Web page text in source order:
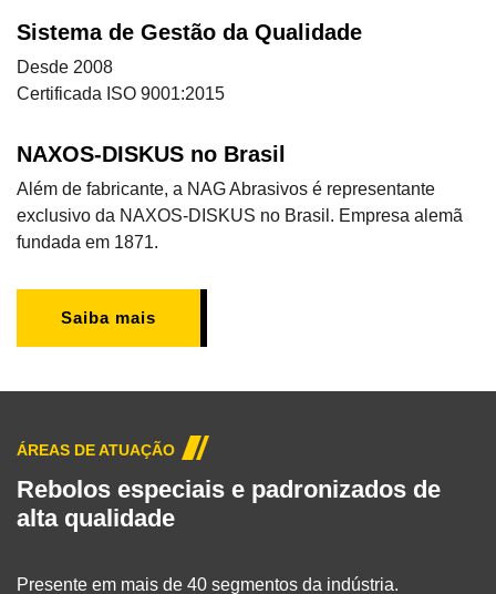
Sistema de Gestão da Qualidade
Desde 2008
Certificada ISO 9001:2015
NAXOS-DISKUS no Brasil
Além de fabricante, a NAG Abrasivos é representante
exclusivo da NAXOS-DISKUS no Brasil. Empresa alemã
fundada em 1871.
Saiba mais
ÁREAS DE ATUAÇÃO
Rebolos especiais e padronizados de
alta qualidade
Presente em mais de 40 segmentos da indústria.